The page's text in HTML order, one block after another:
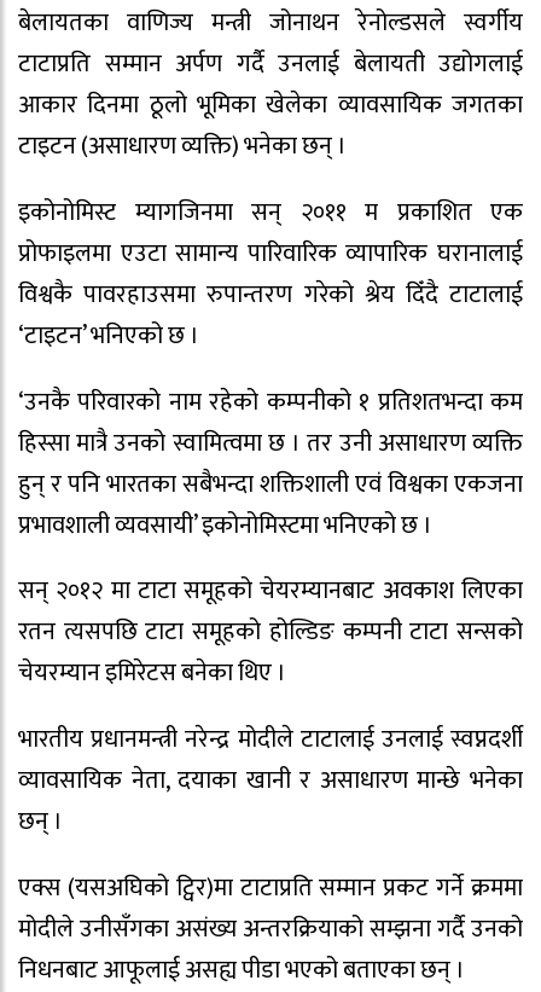
बेलायतका वाणिज्य मन्त्री जोनाथन रेनोल्डसले स्वर्गीय
टाटाप्रति सम्मान अर्पण गर्दै उनलाई बेलायती उद्योगलाई
आकार दिनमा ठूलो भूमिका खेलेका व्यावसायिक जगतका
टाइटन (असाधारण व्यक्ति) भनेका छन् ।
इकोनोमिस्ट म्यागजिनमा सन् २०११ म प्रकाशित एक
प्रोफाइलमा एउटा सामान्य पारिवारिक व्यापारिक घरानालाई
विश्वकै पावरहाउसमा रुपान्तरण गरेको श्रेय दिँदै टाटालाई
‘टाइटन’ भनिएको छ ।
‘उनकै परिवारको नाम रहेको कम्पनीको १ प्रतिशतभन्दा कम
हिस्सा मात्रै उनको स्वामित्वमा छ । तर उनी असाधारण व्यक्ति
हुन् र पनि भारतका सबैभन्दा शक्तिशाली एवं विश्वका एकजना
प्रभावशाली व्यवसायी’ इकोनोमिस्टमा भनिएको छ ।
सन् २०१२ मा टाटा समूहको चेयरम्यानबाट अवकाश लिएका
रतन त्यसपछि टाटा समूहको होल्डिङ कम्पनी टाटा सन्सको
चेयरम्यान इमिरेटस बनेका थिए ।
भारतीय प्रधानमन्त्री नरेन्द्र मोदीले टाटालाई उनलाई स्वप्नदर्शी
व्यावसायिक नेता, दयाका खानी र असाधारण मान्छे भनेका
छन् ।
एक्स (यसअघिको ट्विर)मा टाटाप्रति सम्मान प्रकट गर्ने क्रममा
मोदीले उनीसँगका असंख्य अन्तरक्रियाको सम्झना गर्दै उनको
निधनबाट आफूलाई असह्य पीडा भएको बताएका छन् ।